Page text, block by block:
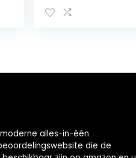
alles-in-één
die de